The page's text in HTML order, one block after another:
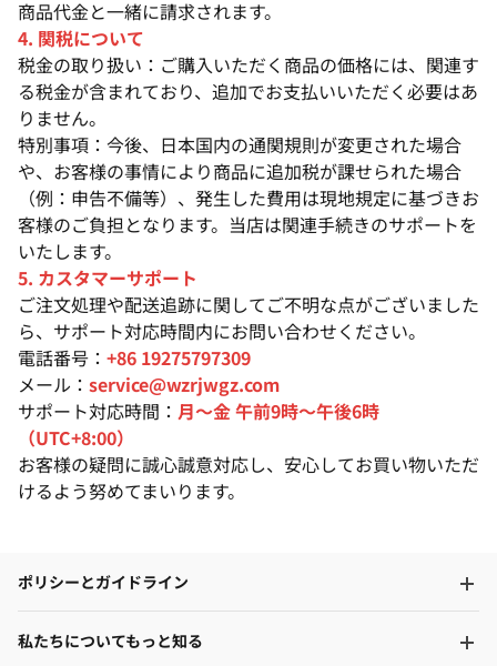
商品代金と一緒に請求されます。
4. 関税について
税金の取り扱い：ご購入いただく商品の価格には、関連す
る税金が含まれており、追加でお支払いいただく必要はあ
りません。
特別事項：今後、日本国内の通関規則が変更された場合
や、お客様の事情により商品に追加税が課せられた場合
（例：申告不備等）、発生した費用は現地規定に基づきお
客様のご負担となります。当店は関連手続きのサポートを
いたします。
5. カスタマーサポート
ご注文処理や配送追跡に関してご不明な点がございました
ら、サポート対応時間内にお問い合わせください。
電話番号： +86 19275797309
メール： service@wzrjwgz.com
サポート対応時間： 月〜金 午前9時〜午後6時
（UTC+8:00）
お客様の疑問に誠心誠意対応し、安心してお買い物いただ
けるよう努めてまいります。
ポリシーとガイドライン
私たちについてもっと知る